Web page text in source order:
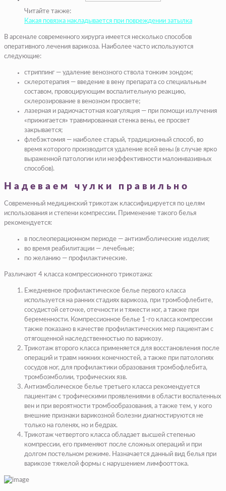
Читайте также:
Какая повязка накладывается при повреждении затылка
В арсенале современного хирурга имеется несколько способов
оперативного лечения варикоза. Наиболее часто используются
следующие:
стриппинг — удаление венозного ствола тонким зондом;
склеротерапия — введение в вену препарата со специальным
составом, провоцирующим воспалительную реакцию,
склерозирование в венозном просвете;
лазерная и радиочастотная коагуляция — при помощи излучения
«прижигается» травмированная стенка вены, ее просвет
закрывается;
флебэктомия — наиболее старый, традиционный способ, во
время которого производится удаление всей вены (в случае ярко
выраженной патологии или неэффективности малоинвазивных
способов).
Надеваем чулки правильно
Современный медицинский трикотаж классифицируется по целям
использования и степени компрессии. Применение такого белья
рекомендуется:
в послеоперационном периоде — антиэмболические изделия;
во время реабилитации — лечебные;
по желанию — профилактические.
Различают 4 класса компрессионного трикотажа:
Ежедневное профилактическое белье первого класса
используется на ранних стадиях варикоза, при тромбофлебите,
сосудистой сеточке, отечности и тяжести ног, а также при
беременности. Компрессионное белье 1-го класса компрессии
также показано в качестве профилактических мер пациентам с
отягощенной наследственностью по варикозу.
Трикотаж второго класса применяется для восстановления после
операций и травм нижних конечностей, а также при патологиях
сосудов ног, для профилактики образования тромбофлебита,
тромбоэмболии, трофических язв.
Антиэмболическое белье третьего класса рекомендуется
пациентам с трофическими проявлениями в области воспаленных
вен и при вероятности тромбообразования, а также тем, у кого
внешние признаки варикозной болезни диагностируются не
только на голенях, но и бедрах.
Трикотаж четвертого класса обладает высшей степенью
компрессии, его применяют после сложных операций и при
долгом постельном режиме. Назначается данный вид белья при
варикозе тяжелой формы с нарушением лимфооттока.